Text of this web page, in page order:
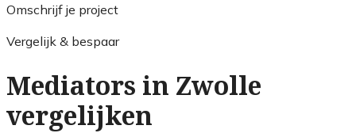
Omschrijf je project
Vergelijk & bespaar
Mediators in Zwolle
vergelijken